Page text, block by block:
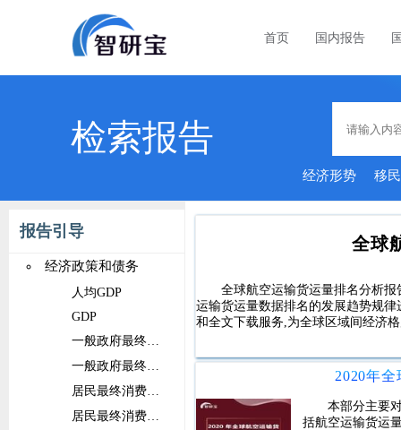
首页 国内报告
检索报告
经济形势 移民
报告引导
经济政策和债务
人均GDP
GDP
一般政府最终消费支出占比
一般政府最终消费支出
居民最终消费支出占比
居民最终消费支出
全球
全球航空运输货运量排名分析
运输货运量数据排名的发展趋势规
和全文下载服务,为全球区域间经济
本部分主要
括航空运输货运